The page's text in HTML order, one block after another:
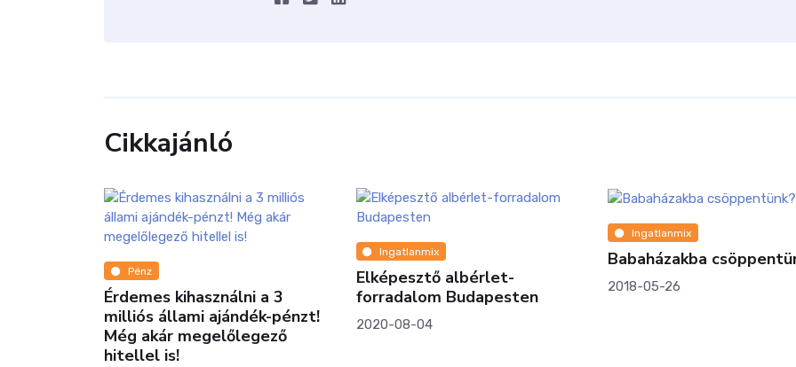
Cikkajánló
Pénz
Érdemes kihasználni a 3
milliós állami ajándék-pénzt!
Még akár megelőlegező
hitellel is!
Ingatlanmix
Elképesztő albérlet-
forradalom Budapesten
2020-08-04
Ingatlanmix
Babaházakba
2018-05-26